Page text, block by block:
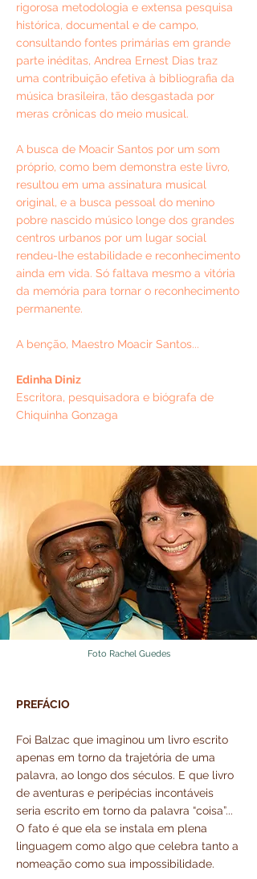
rigorosa metodologia e extensa pesquisa
histórica, documental e de campo,
consultando fontes primárias em grande
parte inéditas, Andrea Ernest Dias traz
uma contribuição efetiva à bibliografia da
música brasileira, tão desgastada por
meras crônicas do meio musical.
A busca de Moacir Santos por um som
próprio, como bem demonstra este livro,
resultou em uma assinatura musical
original, e a busca pessoal do menino
pobre nascido músico longe dos grandes
centros urbanos por um lugar social
rendeu-lhe estabilidade e reconhecimento
ainda em vida. Só faltava mesmo a vitória
da memória para tornar o reconhecimento
permanente.
A benção, Maestro Moacir Santos...
Edinha Diniz
Escritora, pesquisadora e biógrafa de
Chiquinha Gonzaga
Foto Rachel Guedes
PREFÁCIO
Foi Balzac que imaginou um livro escrito
apenas em torno da trajetória de uma
palavra, ao longo dos séculos. E que livro
de aventuras e peripécias incontáveis
seria escrito em torno da palavra “coisa”...
O fato é que ela se instala em plena
linguagem como algo que celebra tanto a
nomeação como sua impossibilidade.